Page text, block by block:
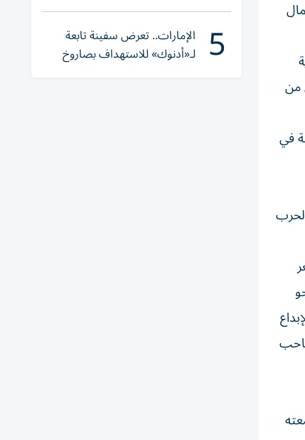
من
في
5 الإمارات.. تعرض سفينة تابعة
لـ«أدنوك» للاستهداف بصاروخ